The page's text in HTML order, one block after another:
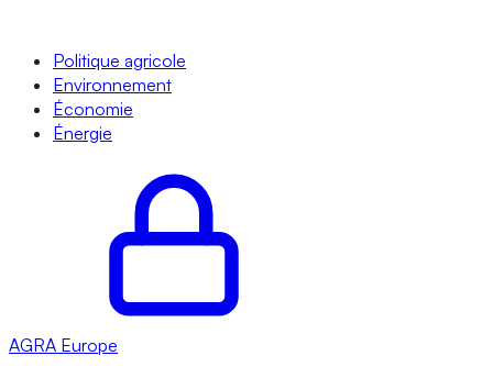
Politique agricole
Environnement
Économie
Énergie
AGRA Europe